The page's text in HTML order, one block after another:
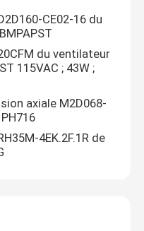
CE02-16 du
du ventilateur
115VAC ; 43W ;
axiale M2D068-
4EK.2F.1R de